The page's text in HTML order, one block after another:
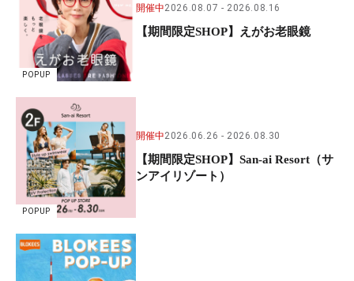
POPUP
開催中2026.08.07 2026.08.16
【期間限定SHOP】えがお老眼鏡
POPUP
開催中2026.06.26 2026.08.30
【期間限定SHOP】San-ai Resort（サ
ンアイリゾート）